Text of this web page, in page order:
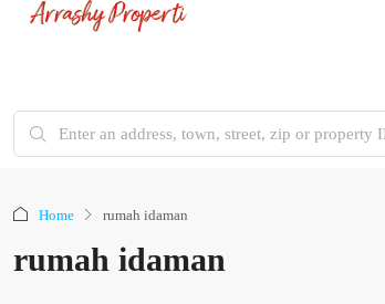
Home rumah idaman
rumah idaman